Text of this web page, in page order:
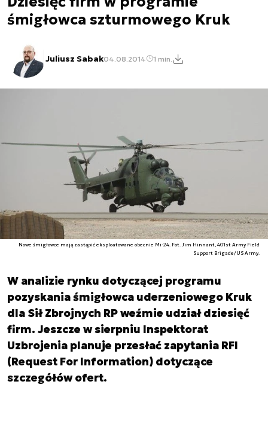
śmigłowca szturmowego Kruk
Juliusz Sabak04.08.2014 1 min.
Nowe śmigłowce mają zastąpić eksploatowane obecnie Mi-24. Fot. Jim Hinnant, 401st Army Field
Support Brigade/US Army.
W analizie rynku dotyczącej programu
pozyskania śmigłowca uderzeniowego Kruk
dla Sił Zbrojnych RP weźmie udział dziesięć
firm. Jeszcze w sierpniu Inspektorat
Uzbrojenia planuje przesłać zapytania RFI
(Request For Information) dotyczące
szczegółów ofert.